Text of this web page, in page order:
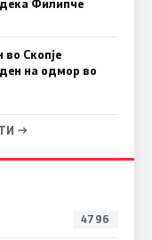
Филипче
Скопје
на одмор во
→
4796